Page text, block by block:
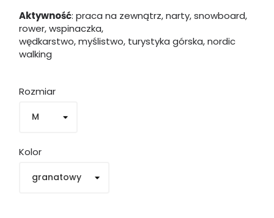
Aktywność: praca na zewnątrz, narty, snowboard,
rower, wspinaczka,
wędkarstwo, myślistwo, turystyka górska, nordic
walking
Rozmiar
Kolor